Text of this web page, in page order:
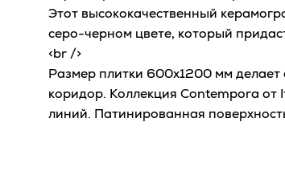
Этот высококачественный
серо-черном цвете, который
<br />
Размер плитки 600x1200 мм делает
коридор. Коллекция Contempora от
линий. Патинированная